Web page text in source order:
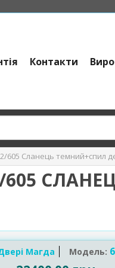
Контакти
605 Сланець темний+спил
605
Магда Модель: